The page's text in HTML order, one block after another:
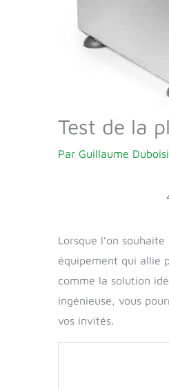
Test de la
Par Guillaume
Lorsque l’on
équipement qui allie
comme la solution
ingénieuse, vous
vos invités.